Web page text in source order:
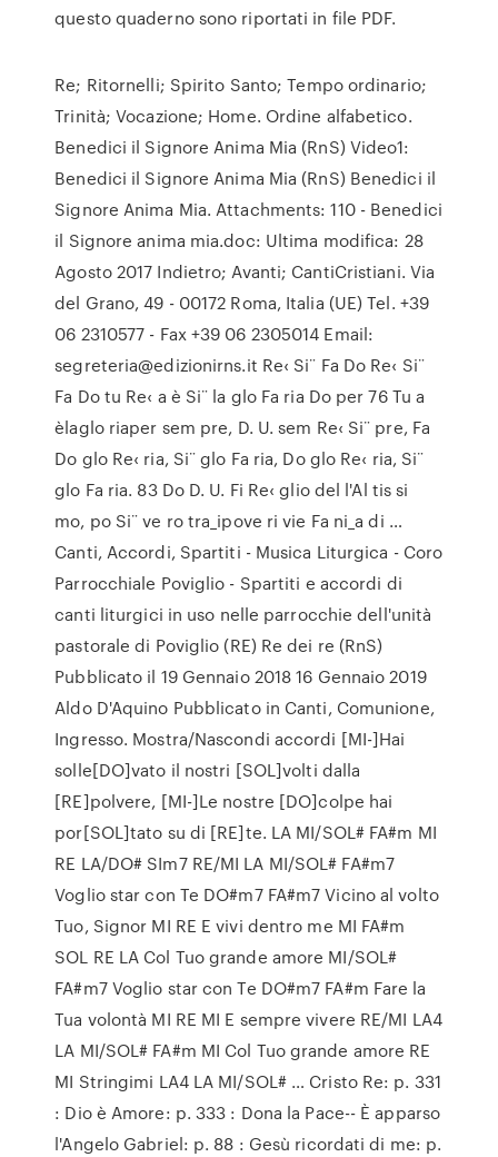
questo quaderno sono riportati in file PDF.
Re; Ritornelli; Spirito Santo; Tempo ordinario;
Trinità; Vocazione; Home. Ordine alfabetico.
Benedici il Signore Anima Mia (RnS) Video1:
Benedici il Signore Anima Mia (RnS) Benedici il
Signore Anima Mia. Attachments: 110 - Benedici
il Signore anima mia.doc: Ultima modifica: 28
Agosto 2017 Indietro; Avanti; CantiCristiani. Via
del Grano, 49 - 00172 Roma, Italia (UE) Tel. +39
06 2310577 - Fax +39 06 2305014 Email:
segreteria@edizionirns.it Re‹ Si¨ Fa Do Re‹ Si¨
Fa Do tu Re‹ a è Si¨ la glo Fa ria Do per 76 Tu a
èlaglo riaper sem pre, D. U. sem Re‹ Si¨ pre, Fa
Do glo Re‹ ria, Si¨ glo Fa ria, Do glo Re‹ ria, Si¨
glo Fa ria. 83 Do D. U. Fi Re‹ glio del l'Al tis si
mo, po Si¨ ve ro tra_ipove ri vie Fa ni_a di …
Canti, Accordi, Spartiti - Musica Liturgica - Coro
Parrocchiale Poviglio - Spartiti e accordi di
canti liturgici in uso nelle parrocchie dell'unità
pastorale di Poviglio (RE) Re dei re (RnS)
Pubblicato il 19 Gennaio 2018 16 Gennaio 2019
Aldo D'Aquino Pubblicato in Canti, Comunione,
Ingresso. Mostra/Nascondi accordi [MI-]Hai
solle[DO]vato il nostri [SOL]volti dalla
[RE]polvere, [MI-]Le nostre [DO]colpe hai
por[SOL]tato su di [RE]te. LA MI/SOL# FA#m MI
RE LA/DO# SIm7 RE/MI LA MI/SOL# FA#m7
Voglio star con Te DO#m7 FA#m7 Vicino al volto
Tuo, Signor MI RE E vivi dentro me MI FA#m
SOL RE LA Col Tuo grande amore MI/SOL#
FA#m7 Voglio star con Te DO#m7 FA#m Fare la
Tua volontà MI RE MI E sempre vivere RE/MI LA4
LA MI/SOL# FA#m MI Col Tuo grande amore RE
MI Stringimi LA4 LA MI/SOL# … Cristo Re: p. 331
: Dio è Amore: p. 333 : Dona la Pace-- È apparso
l'Angelo Gabriel: p. 88 : Gesù ricordati di me: p.